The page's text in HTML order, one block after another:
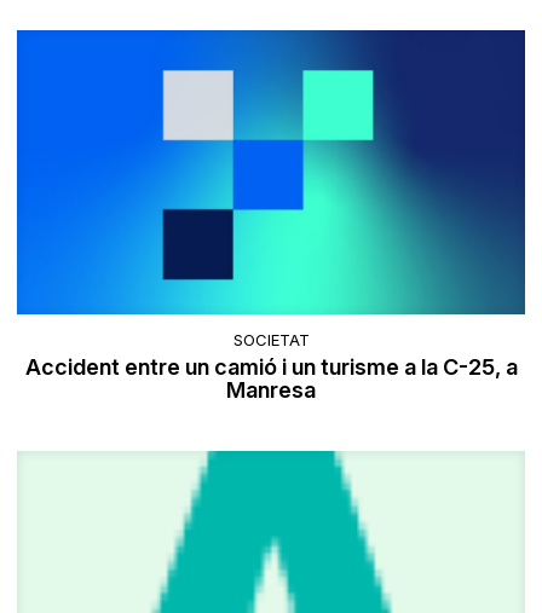
SOCIETAT
Accident entre un camió i un turisme a la C-25, a
Manresa